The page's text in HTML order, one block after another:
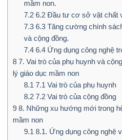
mầm non.
7.26.2 Đầu tư cơ sở vật chất
7.36.3 Tăng cường chính
và cộng đồng.
7.46.4 Ứng dụng công nghệ
8 7. Vai trò của phụ huynh và
lý giáo dục mầm non
8.1 7.1 Vai trò của phụ huynh
8.27.2 Vai trò của cộng đồng
9 8. Những xu hướng mới trong
mầm non
9.1 8.1. Ứng dụng công nghệ